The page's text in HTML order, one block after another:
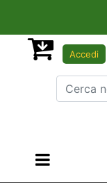
Accedi
Open menu